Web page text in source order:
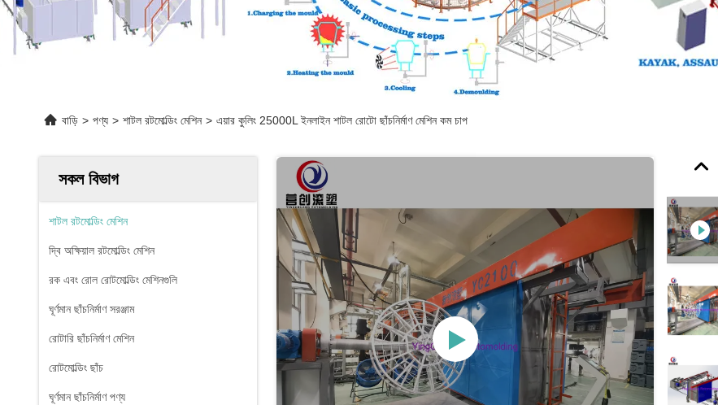
বাড়ি > পণ্য > শাটল রটমোল্ডিং মেশিন > এয়ার কুলিং 25000L ইনলাইন শাটল রোটো ছাঁচনির্মাণ মেশিন কম চাপ
সকল বিভাগ
শাটল রটমোল্ডিং মেশিন
দ্বি অক্ষিয়াল রটমোল্ডিং মেশিন
রক এবং রোল রোটমোল্ডিং মেশিনগুলি
ঘূর্ণমান ছাঁচনির্মাণ সরঞ্জাম
রোটারি ছাঁচনির্মাণ মেশিন
রোটমোল্ডিং ছাঁচ
ঘূর্ণমান ছাঁচনির্মাণ পণ্য